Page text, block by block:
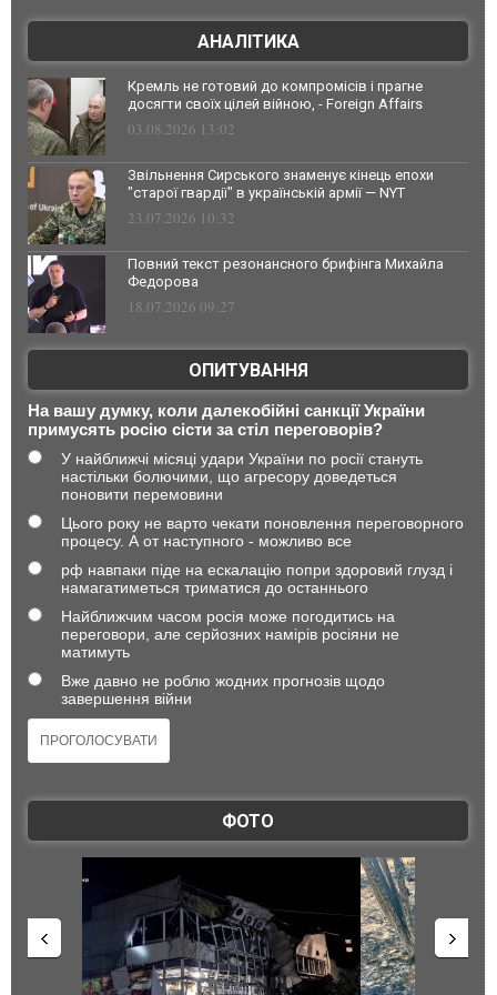
АНАЛІТИКА
Кремль не готовий до компромісів і прагне
досягти своїх цілей війною, - Foreign Affairs
03.08.2026 13:02
Звільнення Сирського знаменує кінець епохи
"старої гвардії" в українській армії — NYT
23.07.2026 10:32
Повний текст резонансного брифінга Михайла
Федорова
18.07.2026 09:27
ОПИТУВАННЯ
На вашу думку, коли далекобійні санкції України
примусять росію сісти за стіл переговорів?
У найближчі місяці удари України по росії стануть
настільки болючими, що агресору доведеться
поновити перемовини
Цього року не варто чекати поновлення переговорного
процесу. А от наступного - можливо все
рф навпаки піде на ескалацію попри здоровий глузд і
намагатиметься триматися до останнього
Найближчим часом росія може погодитись на
переговори, але серйозних намірів росіяни не
матимуть
Вже давно не роблю жодних прогнозів щодо
завершення війни
ФОТО